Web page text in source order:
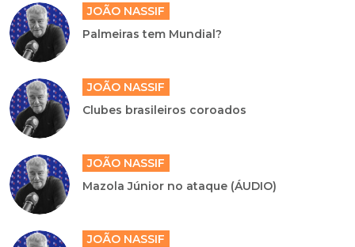
JOÃO NASSIF
Palmeiras tem Mundial?
JOÃO NASSIF
Clubes brasileiros coroados
JOÃO NASSIF
Mazola Júnior no ataque (ÁUDIO)
JOÃO NASSIF